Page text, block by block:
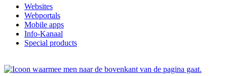
Websites
Webportals
Mobile apps
Info-Kanaal
Special products